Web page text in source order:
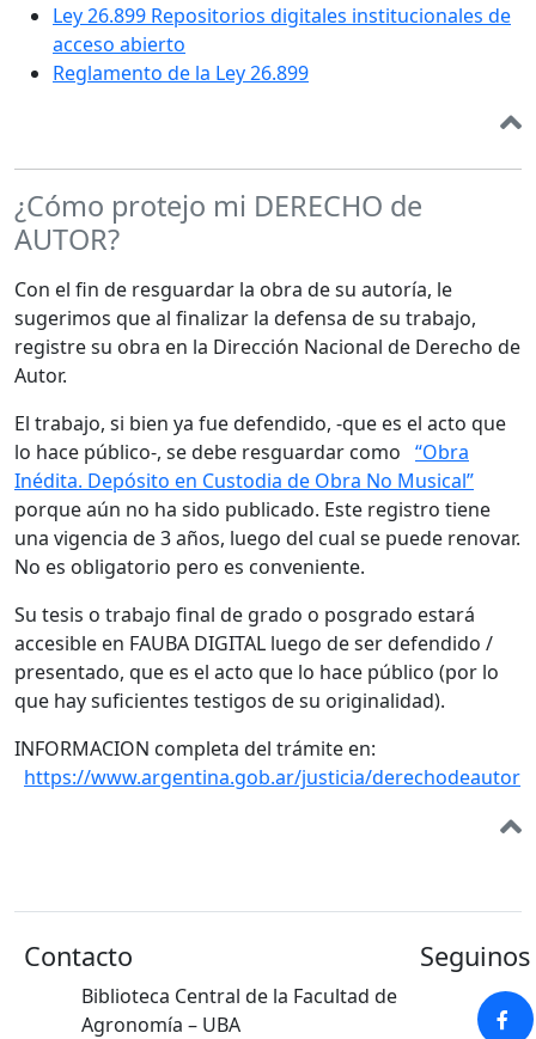
Ley 26.899 Repositorios digitales institucionales de
acceso abierto
Reglamento de la Ley 26.899
¿Cómo protejo mi DERECHO de
AUTOR?
Con el fin de resguardar la obra de su autoría, le
sugerimos que al finalizar la defensa de su trabajo,
registre su obra en la Dirección Nacional de Derecho de
Autor.
El trabajo, si bien ya fue defendido, -que es el acto que
lo hace público-, se debe resguardar como “Obra
Inédita. Depósito en Custodia de Obra No Musical”
porque aún no ha sido publicado. Este registro tiene
una vigencia de 3 años, luego del cual se puede renovar.
No es obligatorio pero es conveniente.
Su tesis o trabajo final de grado o posgrado estará
accesible en FAUBA DIGITAL luego de ser defendido /
presentado, que es el acto que lo hace público (por lo
que hay suficientes testigos de su originalidad).
INFORMACION completa del trámite en:
https://www.argentina.gob.ar/justicia/derechodeautor
Contacto
Biblioteca Central de la Facultad de
Agronomía – UBA